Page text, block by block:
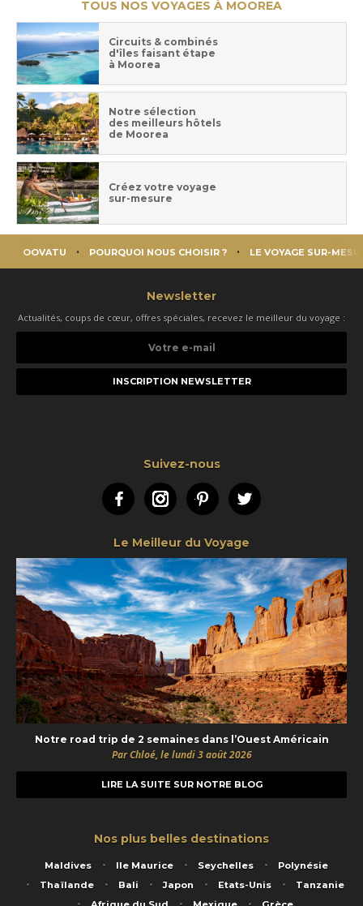
TOUS NOS VOYAGES À MOOREA
Circuits & combinés
d'îles faisant étape
à Moorea
Notre sélection
des meilleurs hôtels
de Moorea
Créez votre voyage
sur-mesure
OOVATU POURQUOI NOUS CHOISIR ? LE VOYAGE SUR-
Newsletter
Actualités, coups de cœur, offres spéciales, recevez le meilleur du voyage :
e-
Suivez-nous
FacebookInstagramPinterestTwitter
Le Meilleur du Voyage
Notre road trip de 2 semaines dans l’Ouest Américain
Par Chloé, le lundi 3 août 2026
LIRE LA SUITE SUR NOTRE BLOG
Nos plus belles destinations
Maldives Ile Maurice Seychelles
Polynésie
Thaïlande
Bali Japon Etats-Unis
Tanzanie